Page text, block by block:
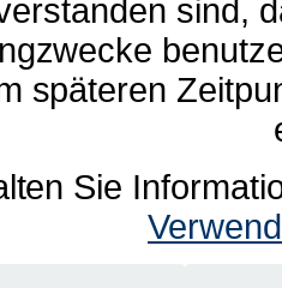
sind,
späteren
Sie